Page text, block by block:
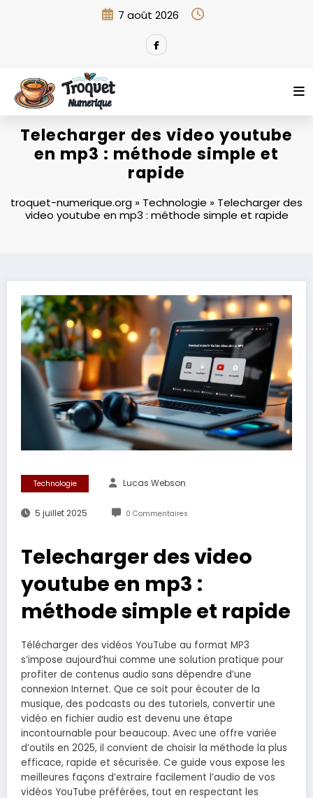
7 août 2026
Telecharger des video youtube
en mp3 : méthode simple et
rapide
troquet-numerique.org » Technologie » Telecharger des
video youtube en mp3 : méthode simple et rapide
Technologie Lucas Webson
5 juillet 2025 0 Commentaires
Telecharger des video
youtube en mp3 :
méthode simple et rapide
Télécharger des vidéos YouTube au format MP3
s’impose aujourd’hui comme une solution pratique pour
profiter de contenus audio sans dépendre d’une
connexion Internet. Que ce soit pour écouter de la
musique, des podcasts ou des tutoriels, convertir une
vidéo en fichier audio est devenu une étape
incontournable pour beaucoup. Avec une offre variée
d’outils en 2025, il convient de choisir la méthode la plus
efficace, rapide et sécurisée. Ce guide vous expose les
meilleures façons d’extraire facilement l’audio de vos
vidéos YouTube préférées, tout en respectant les